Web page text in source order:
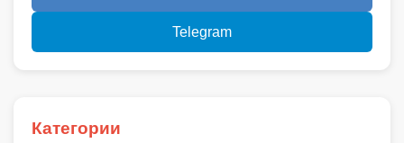
Telegram
Категории